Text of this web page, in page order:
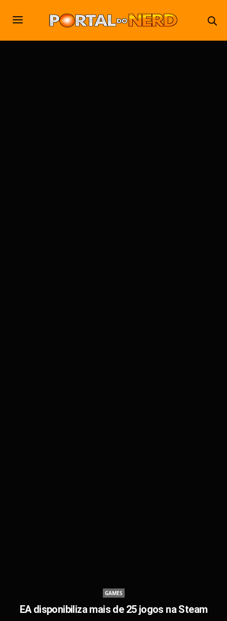
GAMES
EA disponibiliza mais de 25 jogos na Steam